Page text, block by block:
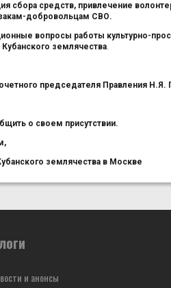
сбора средств, привлечение
добровольцам СВО.
вопросы работы культурно-
Кубанского землячества.
председателя Правления Н.Я.
о своем присутствии.
землячества в Москве
и анонсы